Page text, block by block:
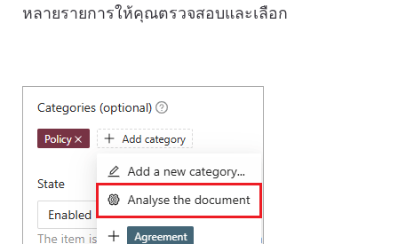
หลายรายการให้คุณตรวจสอบและเลือก